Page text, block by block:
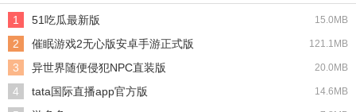
1 51吃瓜最新版 15.0MB
2 催眠游戏2无心版安卓手游正式版 121.1MB
3 异世界随便侵犯NPC直装版 20.0MB
4 tata国际直播app官方版 14.6MB